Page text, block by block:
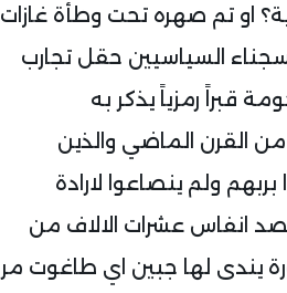
او تم صهره تحت وطأة غازات
السياسيين حقل تجارب
قبراً رمزياً يذكر به
القرن الماضي والذين
ولم ينصاعوا لارادة
الاعوام في حصد انفاس عشرات الالاف من
يندى لها جبين اي طاغوت مر